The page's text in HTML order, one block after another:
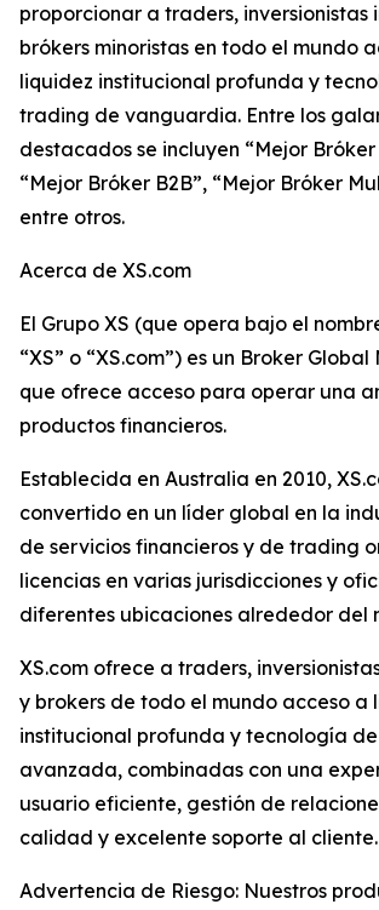
proporcionar a traders, inversionistas
brókers minoristas en todo el mundo
liquidez institucional profunda y
trading de vanguardia. Entre los
destacados se incluyen “Mejor
“Mejor Bróker B2B”, “Mejor Bróker
entre otros.
Acerca de XS.com
El Grupo XS (que opera bajo el
“XS” o “XS.com”) es un Broker
que ofrece acceso para operar una
productos financieros.
Establecida en Australia en 2010,
convertido en un líder global en la
de servicios financieros y de trading
licencias en varias jurisdicciones y
diferentes ubicaciones alrededor del
XS.com ofrece a traders,
y brokers de todo el mundo acceso a
institucional profunda y tecnología
avanzada, combinadas con una
usuario eficiente, gestión de
calidad y excelente soporte al cliente.
Advertencia de Riesgo: Nuestros